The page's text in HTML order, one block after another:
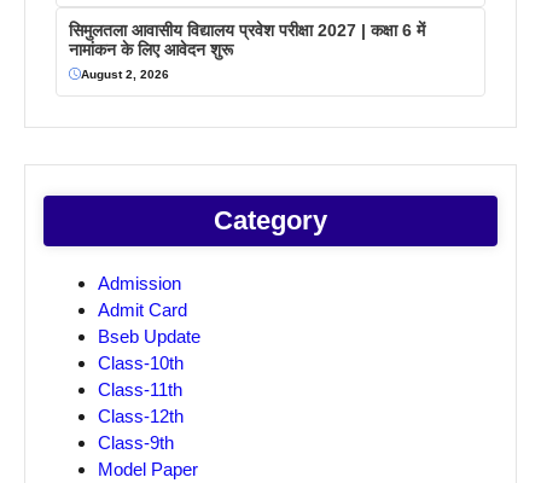
सिमुलतला आवासीय विद्यालय प्रवेश परीक्षा 2027 | कक्षा 6 में
नामांकन के लिए आवेदन शुरू
August 2, 2026
Category
Admission
Admit Card
Bseb Update
Class-10th
Class-11th
Class-12th
Class-9th
Model Paper